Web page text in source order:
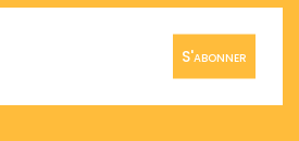
S'abonner